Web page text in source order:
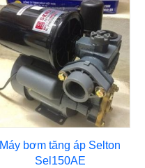
Máy bơm tăng áp Selton
Sel150AE